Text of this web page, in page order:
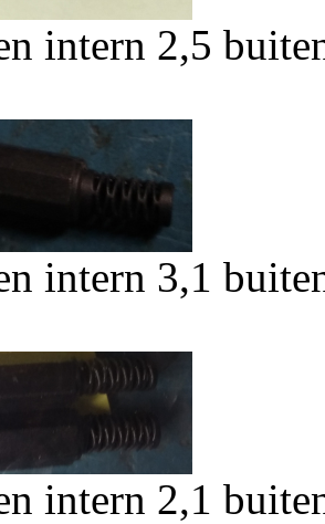
intern 2,5
intern 3,1
intern 2,1